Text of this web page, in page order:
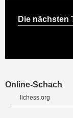
Die nächsten
Online-Schach
lichess.org